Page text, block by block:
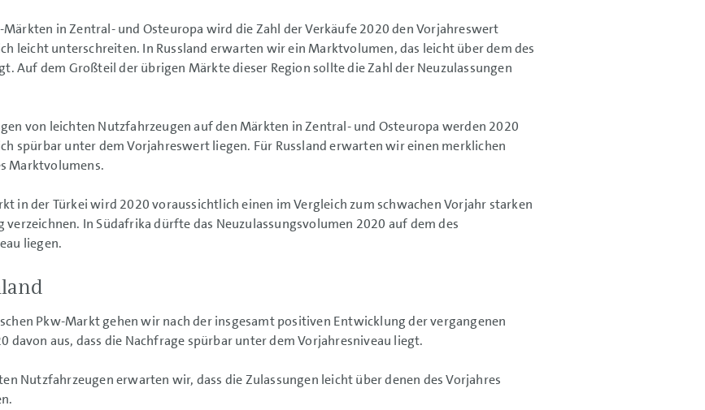
Märkten in Zentral- und Osteuropa wird die Zahl der Verkäufe 2020 den Vorjahreswert
leicht unterschreiten. In Russland erwarten wir ein Marktvolumen, das leicht über dem des
Auf dem Großteil der übrigen Märkte dieser Region sollte die Zahl der Neuzulassungen
von leichten Nutzfahrzeugen auf den Märkten in Zentral- und Osteuropa werden 2020
spürbar unter dem Vorjahreswert liegen. Für Russland erwarten wir einen merklichen
Marktvolumens.
in der Türkei wird 2020 voraussichtlich einen im Vergleich zum schwachen Vorjahr starken
verzeichnen. In Südafrika dürfte das Neuzulassungsvolumen 2020 auf dem des
liegen.
Pkw-Markt gehen wir nach der insgesamt positiven Entwicklung der vergangenen
davon aus, dass die Nachfrage spürbar unter dem Vorjahresniveau liegt.
Nutzfahrzeugen erwarten wir, dass die Zulassungen leicht über denen des Vorjahres